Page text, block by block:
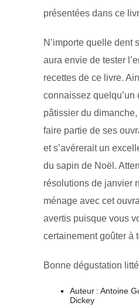
présentées dans ce
N’importe quelle dent
aura envie de tester
recettes de ce livre.
connaissez quelqu’un
pâtissier du
faire partie de ses
et s’avérerait un
du sapin de Noël.
résolutions de janvier
ménage avec cet
avertis puisque vous
certainement goûter à
Bonne dégustation
Auteur : Antoine
Dickey